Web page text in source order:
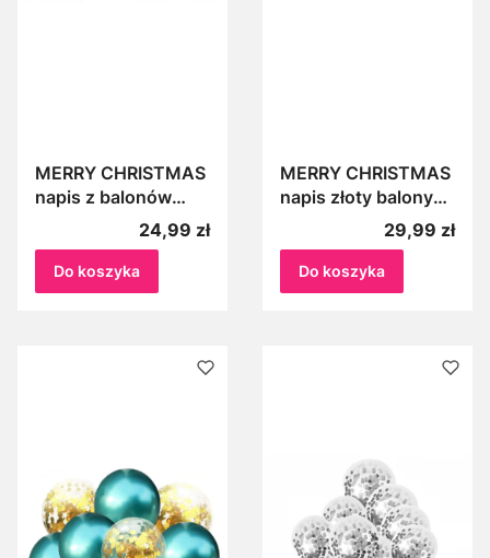
MERRY CHRISTMAS
napis z balonów
Balony zielone +
czerwone Balonowa
girlanda świąteczna
Cena
24,99 zł
Do koszyka
MERRY CHRISTMAS
napis złoty balony
Cena
29,99 zł
Do koszyka